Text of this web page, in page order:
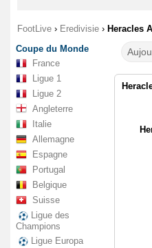
FootLive › Eredivisie › Heracles
Coupe du Monde
France
Ligue 1
Ligue 2
Angleterre
Italie
Allemagne
Espagne
Portugal
Belgique
Suisse
Ligue des
Champions
Ligue Europa